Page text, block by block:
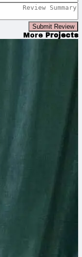
Submit Review
More Projects